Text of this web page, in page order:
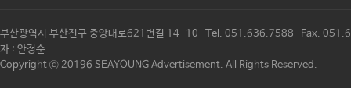
부산광역시 부산진구 중앙대로621번길 14-10 Tel. 051.636.7588 Fax.
자 : 안정순
Copyright ⓒ 20196 SEAYOUNG Advertisement. All Rights Reserved.